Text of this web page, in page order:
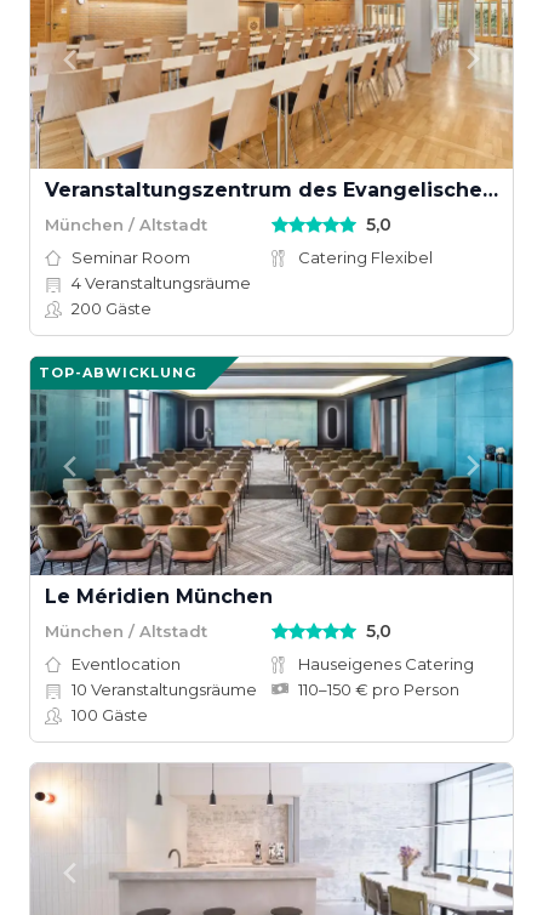
Veranstaltungszentrum des Evangelischen Handwerker-Vereins
München / Altstadt 5,0
Seminar Room
Catering Flexibel
4Veranstaltungsräume
200 Gäste
TOP-ABWICKLUNG
Le Méridien München
München / Altstadt 5,0
Eventlocation
Hauseigenes Catering
10 Veranstaltungsräume
110–150 € pro Person
100 Gäste